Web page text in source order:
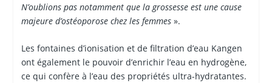
N’oublions pas notamment que la grossesse est une cause
majeure d’ostéoporose chez les femmes».
Les fontaines d’ionisation et de filtration d’eau Kangen
ont également le pouvoir d’enrichir l’eau en hydrogène,
ce qui confère à l’eau des propriétés ultra-hydratantes.